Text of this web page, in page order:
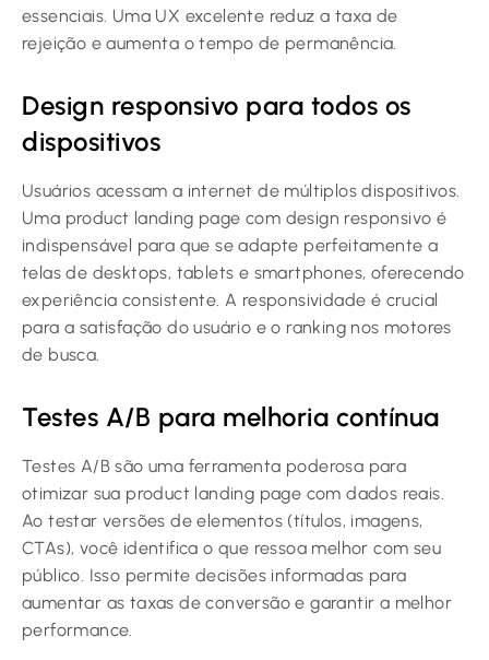
essenciais. Uma UX excelente reduz a taxa de
rejeição e aumenta o tempo de permanência.
Design responsivo para todos os
dispositivos
Usuários acessam a internet de múltiplos dispositivos.
Uma product landing page com design responsivo é
indispensável para que se adapte perfeitamente a
telas de desktops, tablets e smartphones, oferecendo
experiência consistente. A responsividade é crucial
para a satisfação do usuário e o ranking nos motores
de busca.
Testes A/B para melhoria contínua
Testes A/B são uma ferramenta poderosa para
otimizar sua product landing page com dados reais.
Ao testar versões de elementos (títulos, imagens,
CTAs), você identifica o que ressoa melhor com seu
público. Isso permite decisões informadas para
aumentar as taxas de conversão e garantir a melhor
performance.